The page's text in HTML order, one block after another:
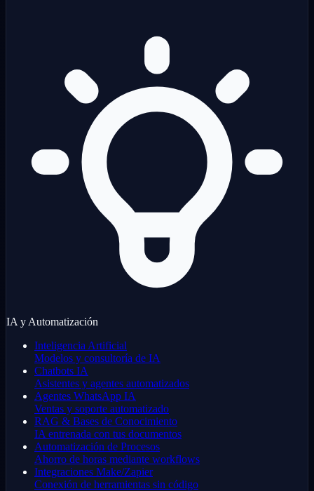
IA y Automatización
Inteligencia Artificial
Modelos y consultoría de IA
Chatbots IA
Asistentes y agentes automatizados
Agentes WhatsApp IA
Ventas y soporte automatizado
RAG & Bases de Conocimiento
IA entrenada con tus documentos
Automatización de Procesos
Ahorro de horas mediante workflows
Integraciones Make/Zapier
Conexión de herramientas sin código